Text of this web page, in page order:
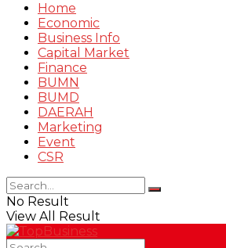
Home
Economic
Business Info
Capital Market
Finance
BUMN
BUMD
DAERAH
Marketing
Event
CSR
No Result
View All Result